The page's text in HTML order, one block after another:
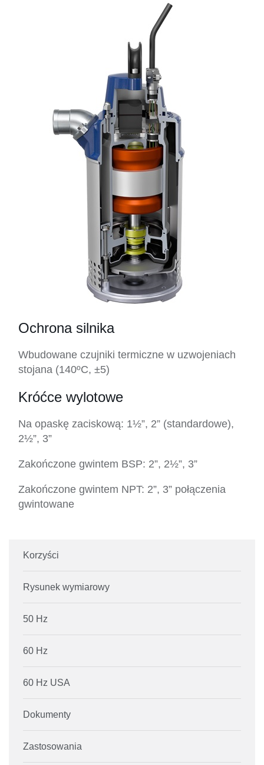
Ochrona silnika
Wbudowane czujniki termiczne w uzwojeniach
stojana (140ºC, ±5)
Króćce wylotowe
Na opaskę zaciskową: 1½”, 2” (standardowe),
2½”, 3”
Zakończone gwintem BSP: 2”, 2½”, 3”
Zakończone gwintem NPT: 2”, 3” połączenia
gwintowane
Korzyści
Rysunek wymiarowy
50 Hz
60 Hz
60 Hz USA
Dokumenty
Zastosowania